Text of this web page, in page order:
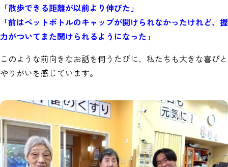
「散歩できる距離が以前より伸びた」
「前はペットボトルのキャップが開けられなかったけれど、握
力がついてまた開けられるようになった」
このような前向きなお話を伺うたびに、私たちも大きな喜びと
やりがいを感じています。